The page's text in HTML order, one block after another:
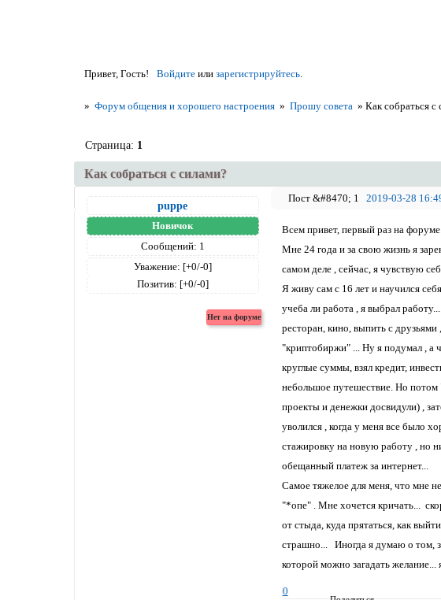
Привет, Гость! Войдитеили зарегистрируйтесь.
» Форум общения и хорошего настроения » Прошу совета »Как собраться с
Как собраться с силами?
Страница: 1
1 2019-03-28
puppe
Новичок
Сообщений: 1
Уважение: [+0/-0]
Позитив: [+0/-0]
Всем привет, первый раз на
Мне 24 года и за свою жизнь я
самом деле , сейчас, я чувствую
Я живу сам с 16 лет и научился
учеба ли работа , я выбрал
ресторан, кино, выпить с
"криптобиржи" ... Ну я подумал , а
круглые суммы, взял кредит,
небольшое путешествие. Но потом
проекты и денежки досвидули) ,
уволился , когда у меня все было
стажировку на новую работу , но
обещанный платеж за интернет...
Самое тяжелое для меня, что мне
"*опе" . Мне хочется кричать...
от стыда, куда прятаться, как
страшно... Иногда я думаю о том,
которой можно загадать желание...
0